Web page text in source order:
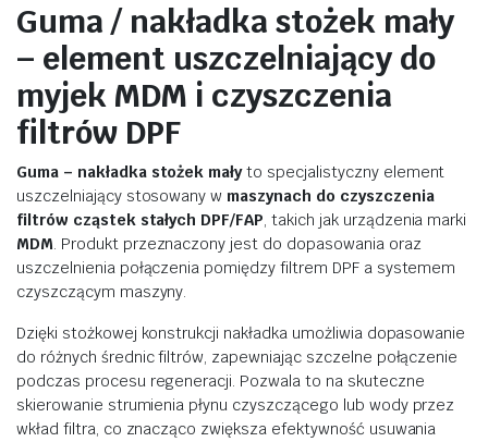
Guma / nakładka stożek mały
– element uszczelniającydo
myjek MDM i czyszczenia
filtrów DPF
Guma – nakładka stożek mały to specjalistyczny element
uszczelniający stosowanyw maszynach do czyszczenia
filtrów cząstek stałych DPF/FAP,takich jak urządzenia marki
MDM. Produkt przeznaczony jest do dopasowania oraz
uszczelnienia połączenia pomiędzy filtrem DPF a systemem
czyszczącym maszyny.
Dzięki stożkowej konstrukcji nakładka umożliwia dopasowanie
do różnych średnicfiltrów, zapewniając szczelne połączenie
podczas procesu regeneracji. Pozwala to na skuteczne
skierowanie strumienia płynu czyszczącego lub wody przez
wkład filtra, co znacząco zwiększa efektywność usuwania